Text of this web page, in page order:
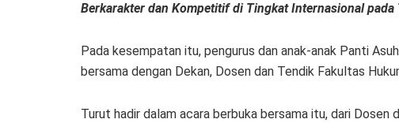
Berkarakter dan Kompetitif di Tingkat Internasional pada
Pada kesempatan itu, pengurus dan anak-anak Panti
bersama dengan Dekan, Dosen dan Tendik Fakultas
Turut hadir dalam acara berbuka bersama itu, dari Dosen